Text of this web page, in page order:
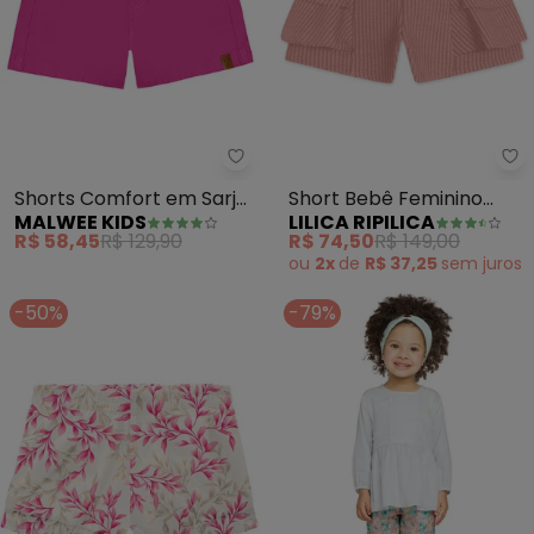
Malwee Kids - Shorts Comfort
Shorts Comfort em Sarja
(Rosa)
MALWEE KIDS
R$ 58,45R$ 129,90
Short Bebê Feminino
(Rosa)
LILICA RIPILICA
R$ 74,50R$ 149,00
ou 2x de R$ 37,25 sem juros
-50% -79%